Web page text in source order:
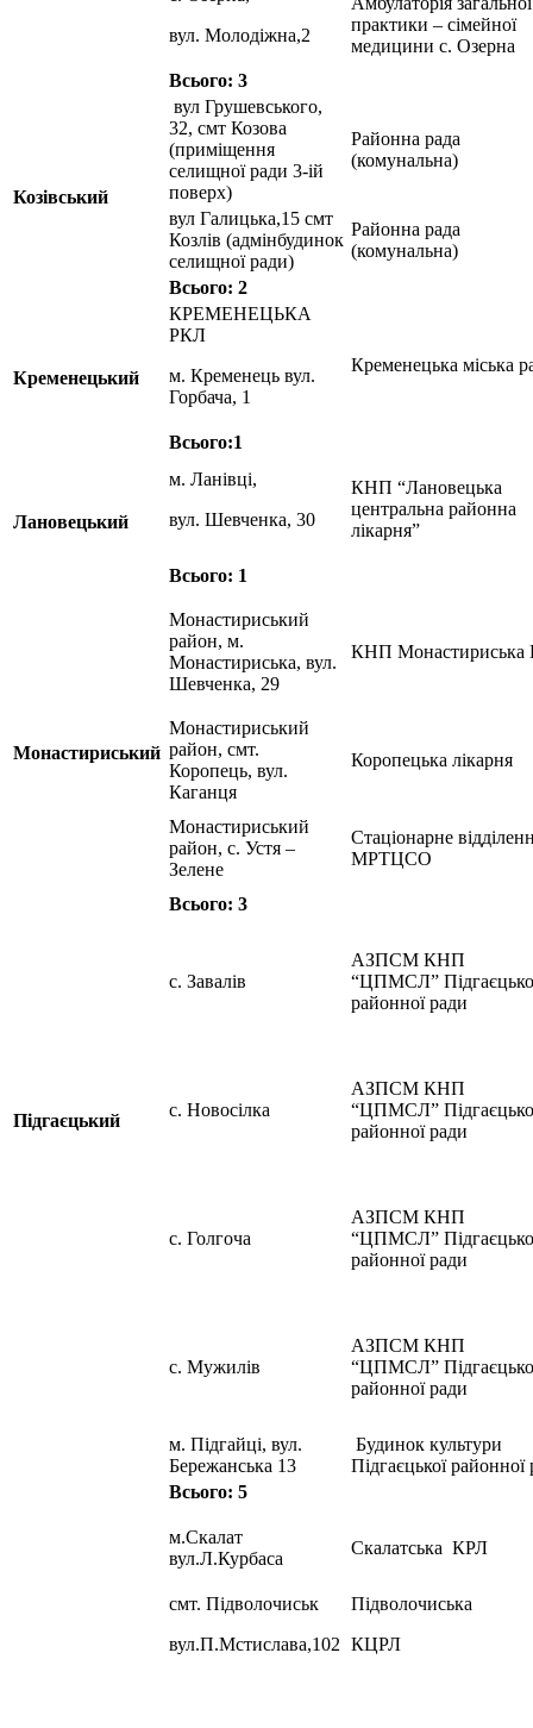
вул. Молодіжна,2
практики – сімейної
медицини с. Озерна
Всього: 3
Козівський
вул Грушевського,
32, смт Козова
(приміщення
селищної ради 3-ій
поверх)
Районна рада
(комунальна)
вул Галицька,15 смт
Козлів (адмінбудинок
селищної ради)
Районна рада
(комунальна)
Всього: 2
Кременецький
КРЕМЕНЕЦЬКА
РКЛ
м. Кременець вул.
Горбача, 1
Кременецька міська
Всього:1
Лановецький
м. Ланівці,
вул. Шевченка, 30
КНП “Лановецька
центральна районна
лікарня”
Всього: 1
Монастириський
Монастириський
район, м.
Монастириська, вул.
Шевченка, 29
КНП Монастириська
Монастириський
район, смт.
Коропець, вул.
Каганця
Коропецька лікарня
Монастириський
район, с. Устя –
Зелене
Стаціонарне
МРТЦСО
Всього: 3
Підгаєцький
с. Завалів
АЗПСМ КНП
“ЦПМСЛ”
районної ради
с. Новосілка
АЗПСМ КНП
“ЦПМСЛ”
районної ради
с. Голгоча
АЗПСМ КНП
“ЦПМСЛ”
районної ради
с. Мужилів
АЗПСМ КНП
“ЦПМСЛ”
районної ради
м. Підгайці, вул.
Бережанська 13
Будинок культури
Підгаєцької районної
Всього: 5
м.Скалат
вул.Л.Курбаса
Скалатська КРЛ
смт. Підволочиськ
вул.П.Мстислава,102
Підволочиська
КЦРЛ